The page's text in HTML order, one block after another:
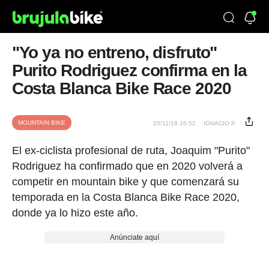
"Yo ya no entreno, disfruto"
Purito Rodriguez confirma en la
Costa Blanca Bike Race 2020
MOUNTAIN BIKE 20/11/19 16:52 IGNACIO P.
El ex-ciclista profesional de ruta, Joaquim "Purito"
Rodriguez ha confirmado que en 2020 volverá a
competir en mountain bike y que comenzará su
temporada en la Costa Blanca Bike Race 2020,
donde ya lo hizo este año.
Anúnciate aquí